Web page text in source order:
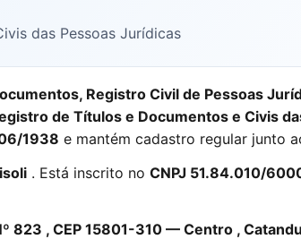
das Pessoas Jurídicas
Registro Civil de Pessoas
de Títulos e Documentos e Civis
1938 e mantém cadastro regular junto
. Está inscrito no CNPJ 51.84.010/
823 , CEP 15801-310 — Centro ,